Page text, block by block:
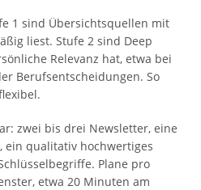
1 sind Übersichtsquellen mit
liest. Stufe 2 sind Deep
Relevanz hat, etwa bei
Berufsentscheidungen. So
zwei bis drei Newsletter, eine
ein qualitativ hochwertiges
Plane pro
etwa 20 Minuten am